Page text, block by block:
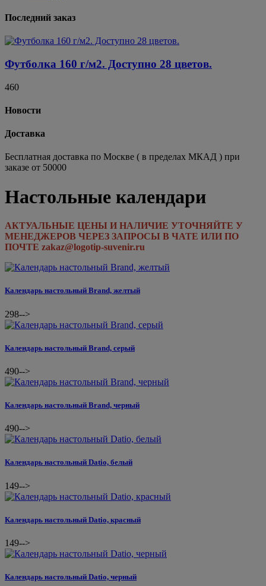
Последний заказ
Футболка 160 г/м2. Доступно 28 цветов.
460
Новости
Доставка
Бесплатная доставка по Москве ( в пределах МКАД ) при
заказе от 50000
Настольные календари
АКТУАЛЬНЫЕ ЦЕНЫ И НАЛИЧИЕ УТОЧНЯЙТЕ У
МЕНЕДЖЕРОВ ЧЕРЕЗ ЗАПРОСЫ В ЧАТЕ ИЛИ ПО
ПОЧТЕ zakaz@logotip-suvenir.ru
Календарь настольный Brand, желтый
298-->
Календарь настольный Brand, серый
490-->
Календарь настольный Brand, черный
490-->
Календарь настольный Datio, белый
149-->
Календарь настольный Datio, красный
149-->
Календарь настольный Datio, черный